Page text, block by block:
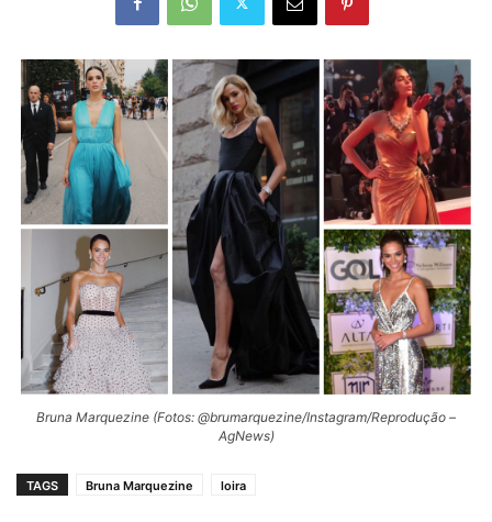
Bruna Marquezine (Fotos: @brumarquezine/Instagram/Reprodução –
AgNews)
TAGS Bruna Marquezine loira